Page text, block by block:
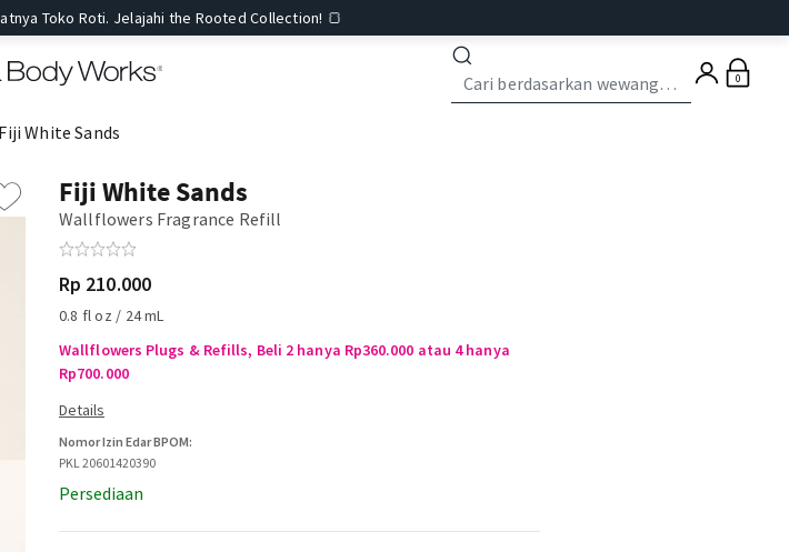
Toko Roti. Jelajahi the Rooted Collection! 🍞
0
Fiji White Sands
Fiji White Sands
Wallflowers Fragrance Refill
Rp 210.000
0.8 fl oz / 24 mL
Wallflowers Plugs & Refills, Beli 2 hanya Rp360.000 atau 4 hanya
Rp700.000
Nomor Izin Edar BPOM:
PKL 20601420390
Persediaan